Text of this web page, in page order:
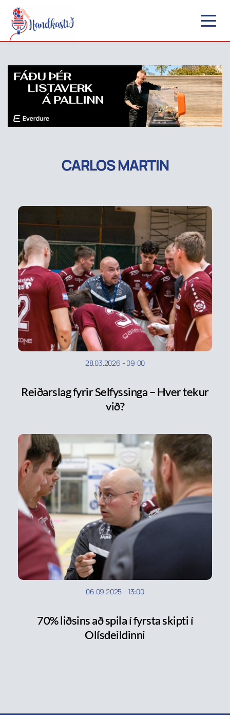
CARLOS MARTIN
28.03.2026 - 09:00
Reiðarslag fyrir Selfyssinga – Hver tekur
við?
06.09.2025 - 13:00
70% liðsins að spila í fyrsta skipti í
Olísdeildinni